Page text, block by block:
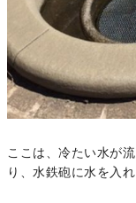
ここは、冷たい水が
り、水鉄砲に水を入